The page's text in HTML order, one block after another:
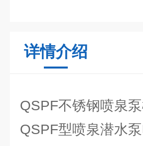
详情介绍
QSPF不锈钢喷泉
QSPF型喷泉潜水